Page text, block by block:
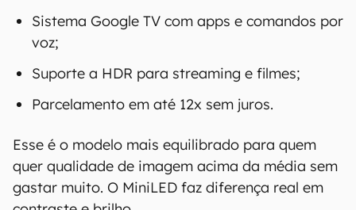
Sistema Google TV com apps e comandos por
voz;
Suporte a HDR para streaming e filmes;
Parcelamento em até 12x sem juros.
Esse é o modelo mais equilibrado para quem
quer qualidade de imagem acima da média sem
gastar muito. O MiniLED faz diferença real em